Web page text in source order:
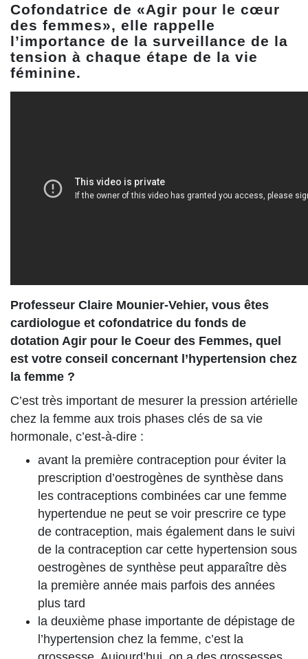
Cofondatrice de «Agir pour le cœur
des femmes», elle rappelle
l’importance de la surveillance de la
tension à chaque étape de la vie
féminine.
Professeur Claire Mounier-Vehier, vous êtes
cardiologue et cofondatrice du fonds de
dotation Agir pour le Coeur des Femmes, quel
est votre conseil concernant l’hypertension chez
la femme ?
C’est très important de mesurer la pression artérielle
chez la femme aux trois phases clés de sa vie
hormonale, c’est-à-dire :
avant la première contraception pour éviter la
prescription d’oestrogènes de synthèse dans
les contraceptions combinées car une femme
hypertendue ne peut se voir prescrire ce type
de contraception, mais également dans le suivi
de la contraception car cette hypertension sous
oestrogènes de synthèse peut apparaître dès
la première année mais parfois des années
plus tard
la deuxième phase importante de dépistage de
l’hypertension chez la femme, c’est la